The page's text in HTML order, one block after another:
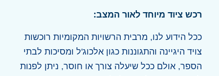
רכש ציוד מיוחד לאור המצב:
ככל הידוע לנו, מרבית הרשויות המקומיות רוכשות
צויד היגיינה והתגוננות כגון אלכוג'ל ומסיכות לבתי
הספר, אולם ככל שיעלה צורך או חוסר, ניתן לפנות